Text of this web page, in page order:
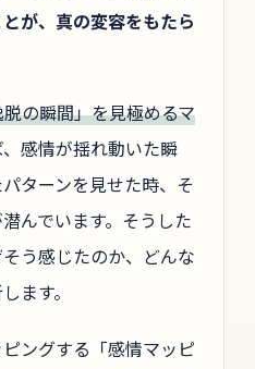
が、真の変容をもたら
の瞬間」を見極めるマ
感情が揺れ動いた瞬
ターンを見せた時、そ
んでいます。そうした
う感じたのか、どんな
ます。
ングする「感情マッピ